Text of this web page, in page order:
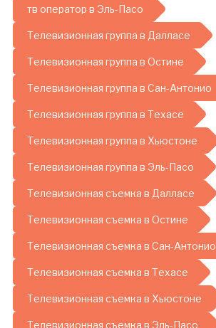
тв оператор в Эль-Пасо
Телевизионная группа в Далласе
Телевизионная группа в Остине
Телевизионная группа в Сан-Антонио
Телевизионная группа в Техасе
Телевизионная группа в Хьюстоне
Телевизионная группа в Эль-Пасо
Телевизионная съемка в Далласе
Телевизионная съемка в Остине
Телевизионная съемка в Сан-Антонио
Телевизионная съемка в Техасе
Телевизионная съемка в Хьюстоне
Телевизионная съемка в Эль-Пасо